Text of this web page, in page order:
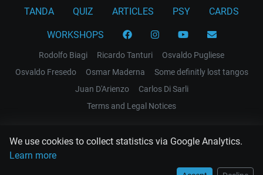
We use cookies to collect statistics via Google Analytics.
Learn more
TANDA QUIZ ARTICLES PSY CARDS
WORKSHOPS
Rodolfo Biagi Ricardo Tanturi
Osvaldo Pugliese
Osvaldo Fresedo
Osmar Maderna
Some definitly lost tangos
Juan D'Arienzo
Carlos Di Sarli
Terms and Legal Notices
EL RECODO TANGO